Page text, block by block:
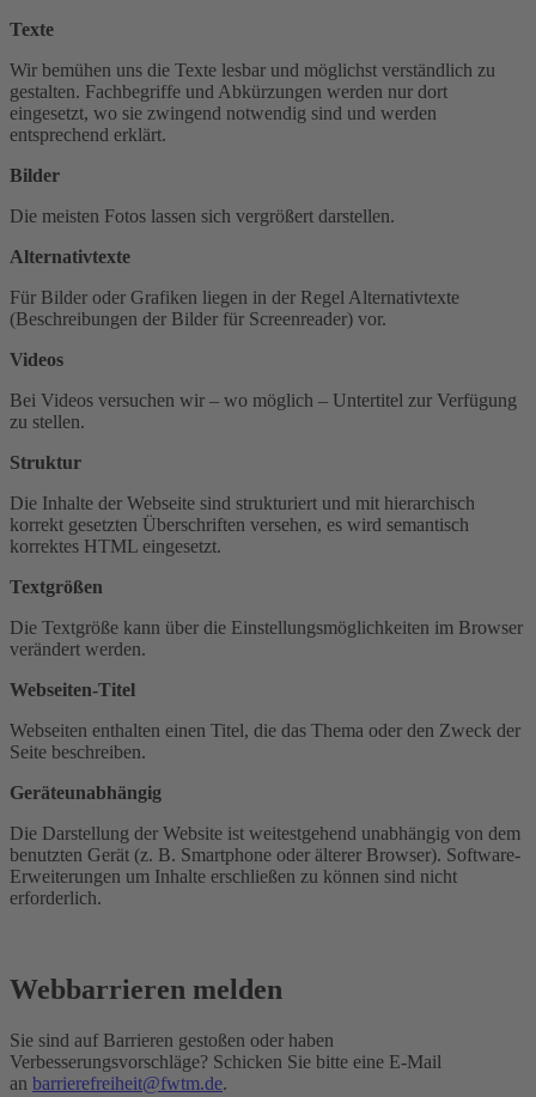
Texte
Wir bemühen uns die Texte lesbar und möglichst verständlich zu
gestalten. Fachbegriffe und Abkürzungen werden nur dort
eingesetzt, wo sie zwingend notwendig sind und werden
entsprechend erklärt.
Bilder
Die meisten Fotos lassen sich vergrößert darstellen.
Alternativtexte
Für Bilder oder Grafiken liegen in der Regel Alternativtexte
(Beschreibungen der Bilder für Screenreader) vor.
Videos
Bei Videos versuchen wir – wo möglich – Untertitel zur Verfügung
zu stellen.
Struktur
Die Inhalte der Webseite sind strukturiert und mit hierarchisch
korrekt gesetzten Überschriften versehen, es wird semantisch
korrektes HTML eingesetzt.
Textgrößen
Die Textgröße kann über die Einstellungsmöglichkeiten im Browser
verändert werden.
Webseiten-Titel
Webseiten enthalten einen Titel, die das Thema oder den Zweck der
Seite beschreiben.
Geräteunabhängig
Die Darstellung der Website ist weitestgehend unabhängig von dem
benutzten Gerät (z. B. Smartphone oder älterer Browser). Software-
Erweiterungen um Inhalte erschließen zu können sind nicht
erforderlich.
Webbarrieren melden
Sie sind auf Barrieren gestoßen oder haben
Verbesserungsvorschläge? Schicken Sie bitte eine E-Mail
an barrierefreiheit@fwtm.de.